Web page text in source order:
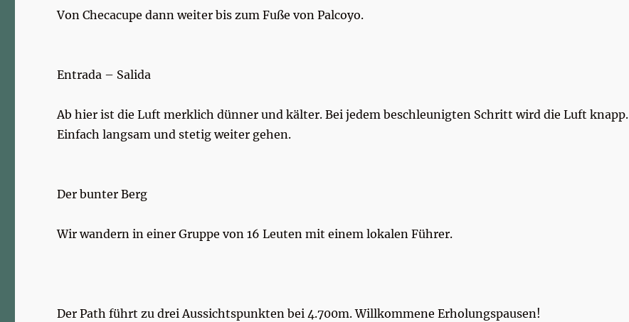
Von Checacupe dann weiter bis zum Fuße von Palcoyo.
Entrada – Salida
Ab hier ist die Luft merklich dünner und kälter. Bei jedem beschleunigten Schritt wird die Luft knapp.
Einfach langsam und stetig weiter gehen.
Der bunter Berg
Wir wandern in einer Gruppe von 16 Leuten mit einem lokalen Führer.
Der Path führt zu drei Aussichtspunkten bei 4.700m. Willkommene Erholungspausen!